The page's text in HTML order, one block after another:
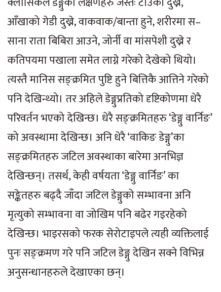
आँखाको गेडी दुख्ने, वाकवाक/बान्ता हुने, शरीरमा स–
साना राता बिबिरा आउने, जोर्नी वा मांसपेशी दुख्ने र
कतिपयमा पखाला समेत लाग्ने गरेको देखेको थियो।
त्यस्तै मानिस सङ्क्रमित पुष्टि हुने बित्तिकै आत्तिने गरेको
पनि देखिन्थ्यो। तर अहिले डेङ्गुप्रतिको दृष्टिकोणमा धेरै
परिवर्तन भएको देखिन्छ। धेरै सङ्क्रमितहरु ‘डेङ्गु वार्निङ’
को अवस्थामा देखिन्छ। अनि धेरै ‘वाकिङ डेङ्गु’का
सङ्क्रमितहरु जटिल अवस्थाका बारेमा अनभिज्ञ
देखिन्छन्। तसर्थ, केही वर्षयता ‘डेङ्गु वार्निङ’ का
सङ्केतहरु बढ्दै जाँदा जटिल डेङ्गुको सम्भावना अनि
मृत्युको सम्भावना वा जोखिम पनि बढेर गइरहेको
देखिन्छ। भाइरसको फरक सेरोटाइपले त्यही व्यक्तिलाई
पुनः सङ्क्रमण गरे पनि जटिल डेङ्गु देखिन सक्ने विभिन्न
अनुसन्धानहरुले देखाएका छन्।